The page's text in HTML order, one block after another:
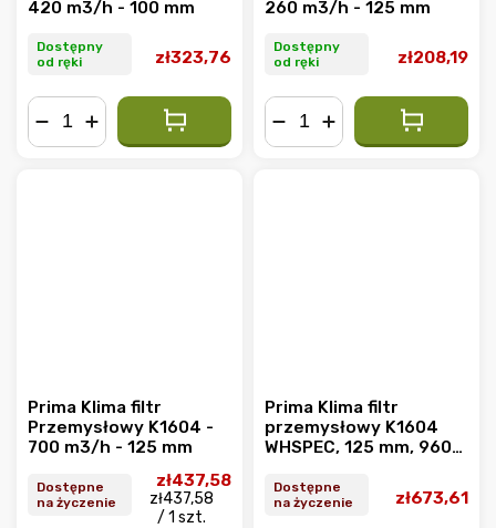
420 m3/h - 100 mm
Dostępny
od ręki
zł323,76
260 m3/h - 125 mm
Dostępny
od ręki
zł208,19
Prima Klima filtr
Przemysłowy K1604 -
700 m3/h - 125 mm
Dostępne
na życzenie
zł437,58
zł437,58
/ 1 szt.
Prima Klima filtr
przemysłowy K1604
WHSPEC, 125 mm, 960
Dostępne
na życzenie
zł673,61